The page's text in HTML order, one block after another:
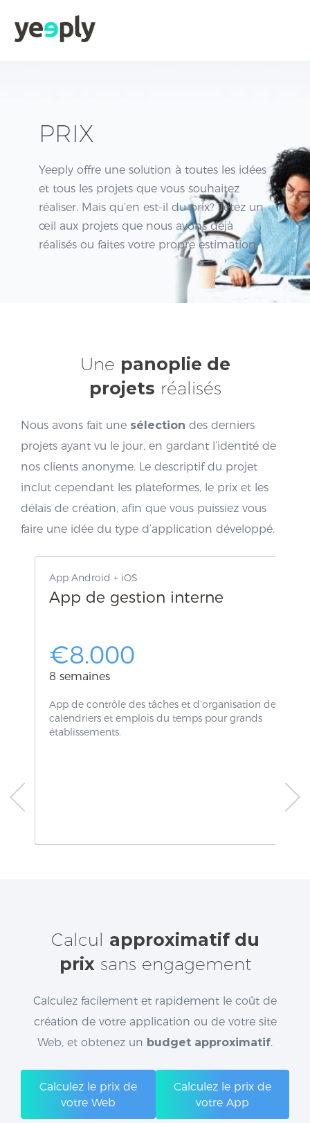
PRIX
Yeeply offre une solution à toutes les idées
et tous les projets que vous souhaitez
réaliser. Mais qu’en est-il du prix? Jetez un
œil aux projets que nous avons déjà
réalisés ou faites votre propre estimation.
Une panoplie de
projets réalisés
Nous avons fait une sélection des derniers
projets ayant vu le jour, en gardant l’identité de
nos clients anonyme. Le descriptif du projet
inclut cependant les plateformes, le prix et les
délais de création, afin que vous puissiez vous
faire une idée du type d’application développé.
App Android + iOS
App de gestion interne
€8.000
8 semaines
App de contrôle des tâches et d’organisation des
calendriers et emplois du temps pour grands
établissements.
Calcul approximatif du
prixsans engagement
Calculez facilement et rapidement le coût de
création de votre application ou de votre site
Web, et obtenez un budget approximatif.
Calculez le prix de
votre Web
Calculez le prix de
votre App